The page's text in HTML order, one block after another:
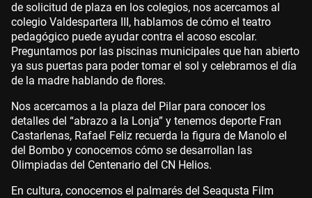
de solicitud de plaza en los colegios, nos acercamos al
colegio Valdespartera III, hablamos de cómo el teatro
pedagógico puede ayudar contra el acoso escolar.
Preguntamos por las piscinas municipales que han abierto
ya sus puertas para poder tomar el sol y celebramos el día
de la madre hablando de flores.
Nos acercamos a la plaza del Pilar para conocer los
detalles del “abrazo a la Lonja” y tenemos deporte Fran
Castarlenas, Rafael Feliz recuerda la figura de Manolo el
del Bombo y conocemos cómo se desarrollan las
Olimpiadas del Centenario del CN Helios.
En cultura, conocemos el palmarés del Seaqusta Film